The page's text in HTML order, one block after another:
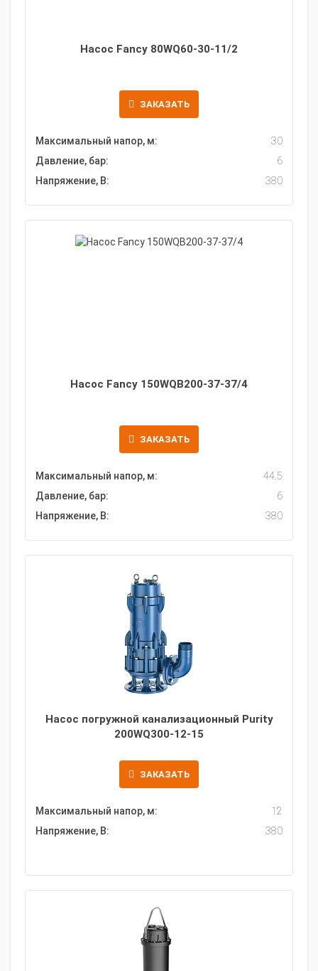
Насос Fancy 80WQ60-30-11/2
ЗАКАЗАТЬ
Максимальный напор, м:
30
Давление, бар:
6
Напряжение, В:
380
Насос Fancy 150WQB200-37-37/4
ЗАКАЗАТЬ
Максимальный напор, м:
44.5
Давление, бар:
6
Напряжение, В:
380
Насос погружной канализационный Purity
200WQ300-12-15
ЗАКАЗАТЬ
Максимальный напор, м:
12
Напряжение, В:
380